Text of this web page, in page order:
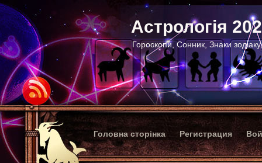
Астрологія
Гороскопи, Сонник, Знаки
Головна сторінка Регистрация